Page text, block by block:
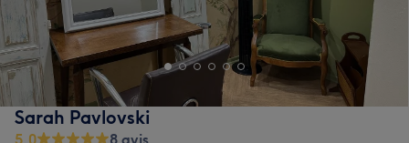
Sarah Pavlovski
5,0
8 avis